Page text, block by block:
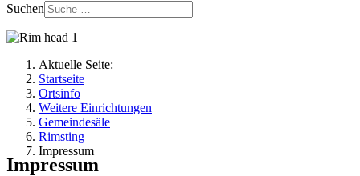
Suchen
Aktuelle Seite:
Startseite
Ortsinfo
Weitere Einrichtungen
Gemeindesäle
Rimsting
Impressum
Impressum